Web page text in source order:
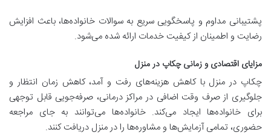
پشتیبانی مداوم و پاسخگویی سریع به سوالات خانواده‌ها، باعث افزایش
رضایت و اطمینان از کیفیت خدمات ارائه شده می‌شود.
مزایای اقتصادی و زمانی چکاپ در منزل
چکاپ در منزل با کاهش هزینه‌های رفت و آمد، کاهش زمان انتظار و
جلوگیری از صرف وقت اضافی در مراکز درمانی، صرفه‌جویی قابل توجهی
برای خانواده‌ها ایجاد می‌کند. خانواده‌ها می‌توانند به جای مراجعه
حضوری، تمامی آزمایش‌ها و مشاوره‌ها را در منزل دریافت کنند.